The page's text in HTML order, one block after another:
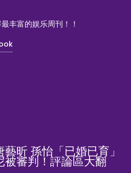
丰富的娱乐周刊！！
昕 孫怡「已婚已育」
被審判！評論區大翻